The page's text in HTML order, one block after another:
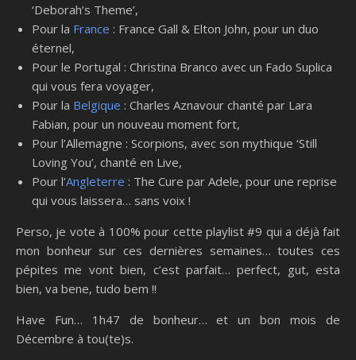
‘Deborah’s Theme’,
Pour la France : France Gall & Elton John, pour un duo
éternel,
Pour le Portugal : Christina Branco avec un Fado Suplica
qui vous fera voyager,
Pour la Belgique : Charles Aznavour chanté par Lara
Fabian, pour un nouveau moment fort,
Pour l’Allemagne : Scorpions, avec son mythique ‘Still
Loving You’, chanté en Live,
Pour l’Angleterre : The Cure par Adele, pour une reprise
qui vous laissera… sans voix !
Perso, je vote à 100% pour cette playlist #9 qui a déjà fait
mon bonheur sur ces dernières semaines… toutes ces
pépites me vont bien, c’est parfait… perfect, gut, esta
bien, va bene, tudo bem !!
Have Fun… 1h47 de bonheur… et un bon mois de
Décembre à tou(te)s.